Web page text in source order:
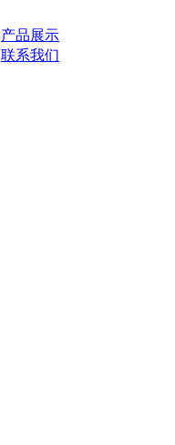
产品展示
联系我们